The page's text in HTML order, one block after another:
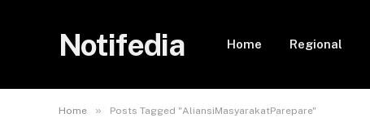
Notifedia Home Regional
Home » Posts Tagged "AliansiMasyarakatParepare"